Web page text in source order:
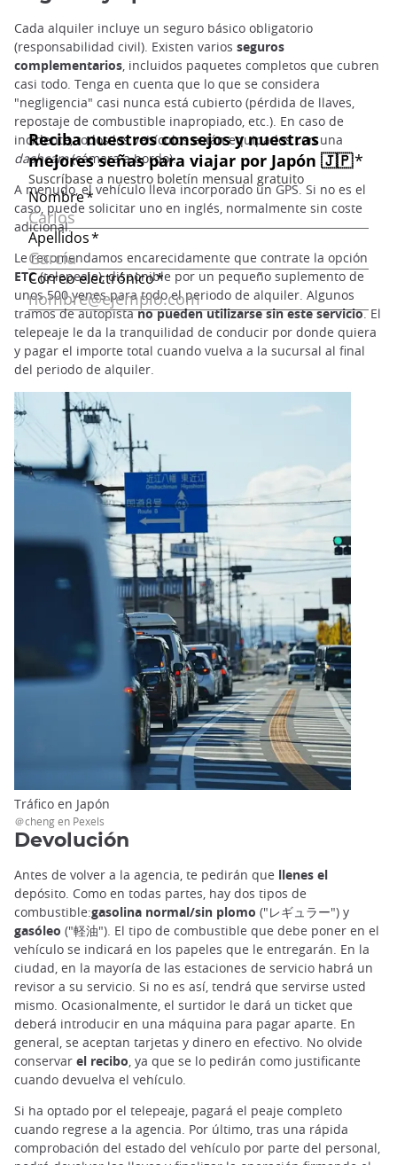
Cada alquiler incluye un seguro básico obligatorio
(responsabilidad civil). Existen varios seguros
complementarios, incluidos paquetes completos que cubren
casi todo. Tenga en cuenta que lo que se considera
"negligencia" casi nunca está cubierto (pérdida de llaves,
repostaje de combustible inapropiado, etc.). En caso de
incidente, todos los vehículos están equipados con una
dashcam(cámara a bordo).
A menudo, el vehículo lleva incorporado un GPS. Si no es el
caso, puede solicitar uno en inglés, normalmente sin coste
adicional.
Le recomendamos encarecidamente que contrate la opción
ETC(telepeaje), disponible por un pequeño suplemento de
unos 500 yenes para todo el periodo de alquiler. Algunos
tramos de autopistano pueden utilizarse sin este servicio. El
telepeaje le da la tranquilidad de conducir por donde quiera
y pagar el importe total cuando vuelva a la sucursal al final
del periodo de alquiler.
Tráfico en Japón
＠cheng en Pexels
Devolución
Antes de volver a la agencia, te pedirán que llenes el
depósito. Como en todas partes, hay dos tipos de
combustible:gasolina normal/sin plomo ("レギュラー") y
gasóleo ("軽油"). El tipo de combustible que debe poner en el
vehículo se indicará en los papeles que le entregarán. En la
ciudad, en la mayoría de las estaciones de servicio habrá un
revisor a su servicio. Si no es así, tendrá que servirse usted
mismo. Ocasionalmente, el surtidor le dará un ticket que
deberá introducir en una máquina para pagar aparte. En
general, se aceptan tarjetas y dinero en efectivo. No olvide
conservar el recibo , ya que se lo pedirán como justificante
cuando devuelva el vehículo.
Si ha optado por el telepeaje, pagará el peaje completo
cuando regrese a la agencia. Por último, tras una rápida
comprobación del estado del vehículo por parte del personal,